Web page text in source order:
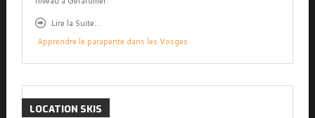
Lire la Suite...
Apprendre le parapente dans les Vosges
LOCATION SKIS